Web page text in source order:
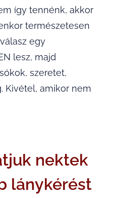
így tennénk, akkor
természetesen
egy
lesz, majd
szeretet,
Kivétel, amikor nem
nektek
lánykérést